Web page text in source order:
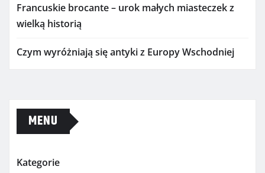
Francuskie brocante – urok małych miasteczek z
wielką historią
Czym wyróżniają się antyki z Europy Wschodniej
MENU
Kategorie